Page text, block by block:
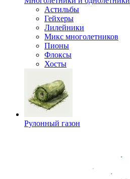
Астильбы
Гейхеры
Лилейники
Микс многолетников
Пионы
Флоксы
Хосты
Рулонный газон